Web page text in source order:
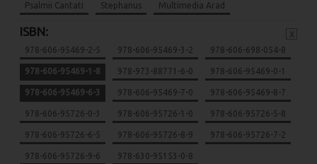
Psalmii Cantati Stephanus Multimedia Arad
ISBN:
978-606-95469-2-5 978-606-95469-3-2 978-606-698-054-8
978-606-95469-1-8 978-973-88771-6-0 978-606-95469-0-1
978-606-95469-6-3 978-606-95469-7-0 978-606-95469-8-7
978-606-95726-0-3 978-606-95726-1-0 978-606-95726-5-8
978-606-95726-6-5 978-606-95726-8-9 978-606-95726-7-2
978-606-95726-9-6 978-630-95153-0-8